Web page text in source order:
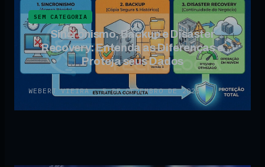
SEM CATEGORIA
Sincronismo, Backup e Disaster
Recovery: Entenda as Diferenças e
Proteja seus Dados
WEBERT VIEIRA · 5 DE DEZEMBRO DE 2025